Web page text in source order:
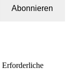
Abonnieren
Erforderliche